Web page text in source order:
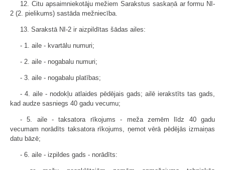
12. Citu apsaimniekotāju mežiem Sarakstus saskaņā ar formu NI-
2 (2. pielikums) sastāda mežniecība.
13. Sarakstā NI-2 ir aizpildītas šādas ailes:
- 1. aile - kvartālu numuri;
- 2. aile - nogabalu numuri;
- 3. aile - nogabalu platības;
- 4. aile - nodokļu atlaides pēdējais gads; ailē ierakstīts tas gads,
kad audze sasniegs 40 gadu vecumu;
- 5. aile - taksatora rīkojums - meža zemēm līdz 40 gadu
vecumam norādīts taksatora rīkojums, ņemot vērā pēdējās izmaiņas
datu bāzē;
- 6. aile - izpildes gads - norādīts: